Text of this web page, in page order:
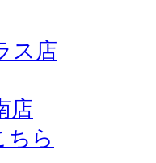
ス店
店
ちら